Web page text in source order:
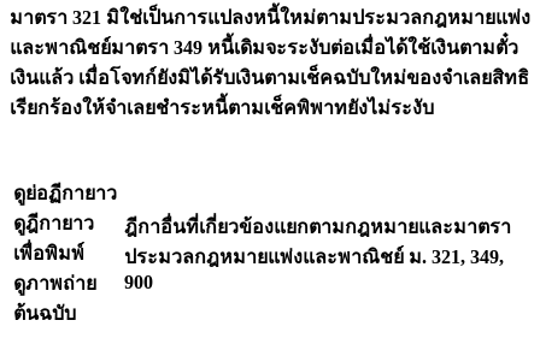
มาตรา 321 มิใช่เป็นการแปลงหนี้ใหม่ตามประมวลกฎหมายแพ่ง
และพาณิชย์มาตรา 349 หนี้เดิมจะระงับต่อเมื่อได้ใช้เงินตามตั๋ว
เงินแล้ว เมื่อโจทก์ยังมิได้รับเงินตามเช็คฉบับใหม่ของจำเลยสิทธิ
เรียกร้องให้จำเลยชำระหนี้ตามเช็คพิพาทยังไม่ระงับ
ดูย่อฏีกายาว
ดูฎีกายาว
เพื่อพิมพ์
ดูภาพถ่าย
ต้นฉบับ
ฎีกาอื่นที่เกี่ยวข้องแยกตามกฎหมายและมาตรา
ประมวลกฎหมายแพ่งและพาณิชย์ ม. 321, 349,
900